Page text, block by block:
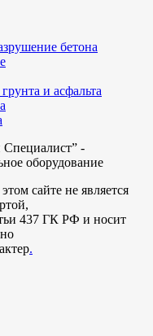
бетона
и асфальта
-
оборудование
сайте не является
437 ГК РФ и носит
.